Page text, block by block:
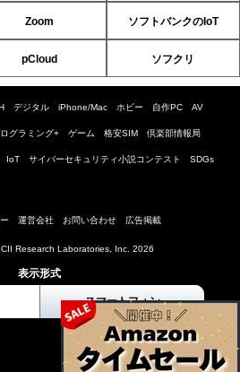
Zoom ソフトバンクのIoT
pCloud ソフクリ
デジタル iPhone/Mac ホビー 自作PC AV
グラミング+ ゲーム 格安SIM 倶楽部情報局
IoT サイバーセキュリティ小説コンテスト SDGs
運営会社 お問い合わせ 広告掲載
Research Laboratories, Inc. 2026
表示形式
スマートフォン